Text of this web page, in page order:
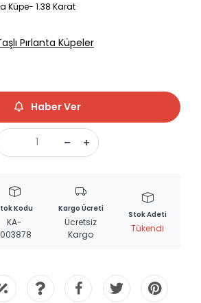
Küpe- 1.38 Karat
Pırlanta Küpeler
Haber Ver
Kodu
KA-
Kargo Ücreti
Ücretsiz
Kargo
Stok Adeti
Tükendi